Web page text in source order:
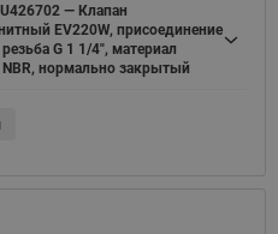
— Клапан
EV220W, присоединение
G 1 1/4", материал
NBR, нормально закрытый